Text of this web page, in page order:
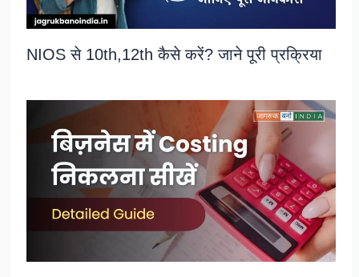
NIOS से 10th,12th कैसे करें? जाने पूरी प्रक्रिया